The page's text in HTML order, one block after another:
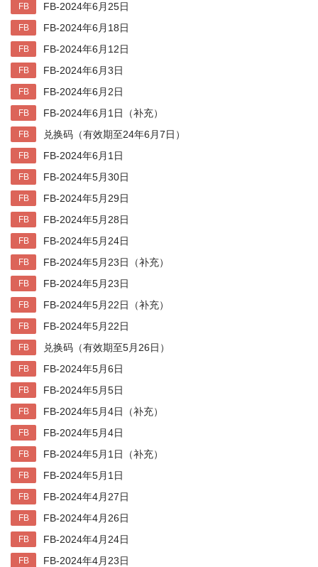
FB FB-2024年6月25日
FB FB-2024年6月18日
FB FB-2024年6月12日
FB FB-2024年6月3日
FB FB-2024年6月2日
FB FB-2024年6月1日（补充）
FB 兑换码（有效期至24年6月7日）
FB FB-2024年6月1日
FB FB-2024年5月30日
FB FB-2024年5月29日
FB FB-2024年5月28日
FB FB-2024年5月24日
FB FB-2024年5月23日（补充）
FB FB-2024年5月23日
FB FB-2024年5月22日（补充）
FB FB-2024年5月22日
FB 兑换码（有效期至5月26日）
FB FB-2024年5月6日
FB FB-2024年5月5日
FB FB-2024年5月4日（补充）
FB FB-2024年5月4日
FB FB-2024年5月1日（补充）
FB FB-2024年5月1日
FB FB-2024年4月27日
FB FB-2024年4月26日
FB FB-2024年4月24日
FB FB-2024年4月23日